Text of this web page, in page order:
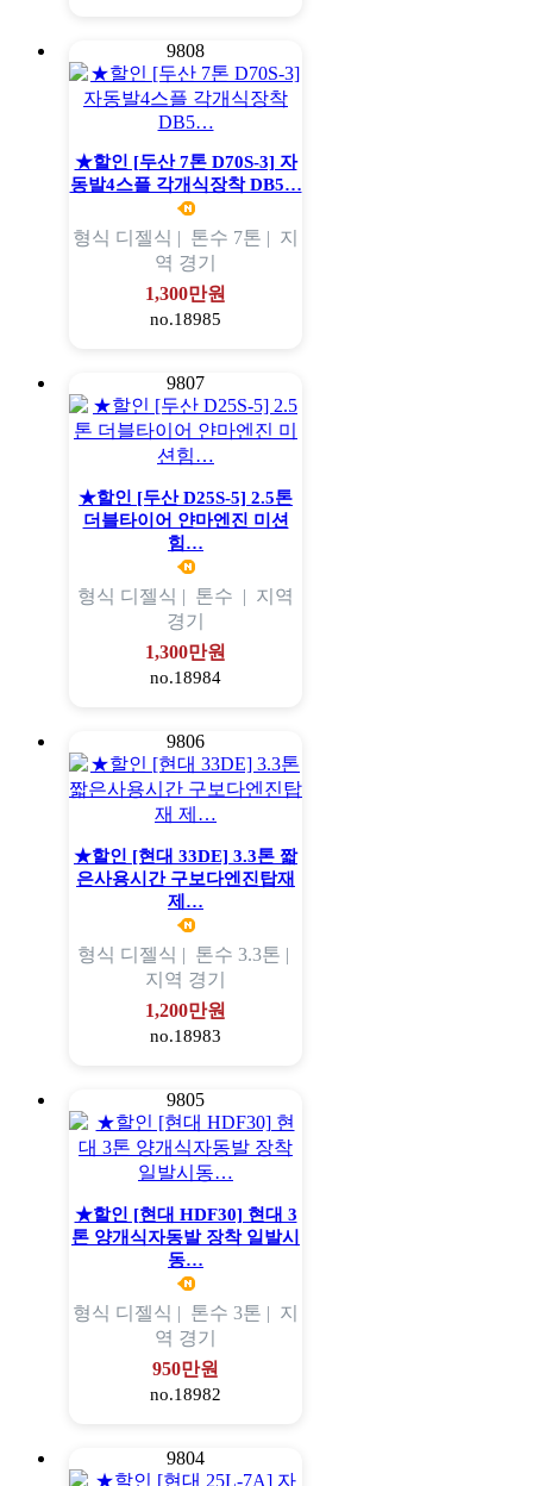
9808
★할인 [두산 7톤 D70S-3] 자
동발4스플 각개식장착 DB5…
형식 디젤식 | 톤수 7톤 | 지
역 경기
1,300만원
no.18985
9807
★할인 [두산 D25S-5] 2.5톤
더블타이어 얀마엔진 미션
힘…
형식 디젤식 | 톤수 | 지역
경기
1,300만원
no.18984
9806
★할인 [현대 33DE] 3.3톤 짧
은사용시간 구보다엔진탑재
제…
형식 디젤식 | 톤수 3.3톤 |
지역 경기
1,200만원
no.18983
9805
★할인 [현대 HDF30] 현대 3
톤 양개식자동발 장착 일발시
동…
형식 디젤식 | 톤수 3톤 | 지
역 경기
950만원
no.18982
9804